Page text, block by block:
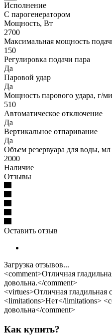
Исполнение
С парогенератором
Мощность, Вт
2700
Максимальная мощность
150
Регулировка подачи пара
Да
Паровой удар
Да
Мощность парового удара, г/
510
Автоматическое отключение
Да
Вертикальное отпаривание
Да
Объем резервуара для воды, мл
2000
Наличие
Отзывы
Оставить отзыв
Загрузка отзывов...
<comment>Отличная
довольна.</comment>
<virtues>Отличная гладильная
<limitations>Нет</limitations>
довольна</comment>
Как купить?